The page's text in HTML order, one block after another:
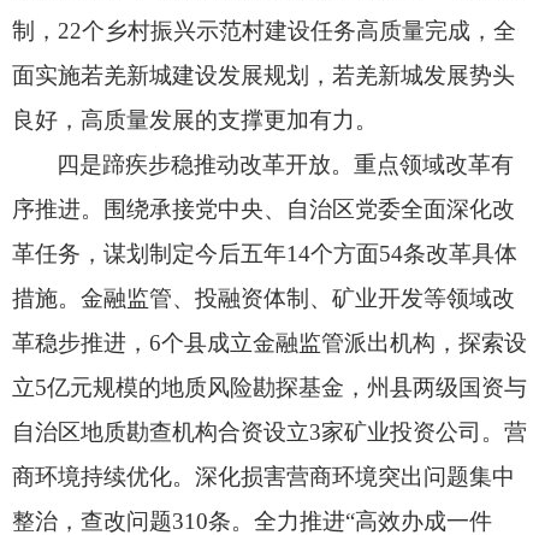
制， 22个乡村振兴示范村建设任务高质量完成， 全
面实施若羌新城建设发展规划， 若羌新城发展势头
良好， 高质量发展的支撑更加有力。
四是蹄疾步稳推动改革开放。重点领域改革有
序推进。
围绕承接党中央、 自治区党委全面深化改
革任务， 谋划制定今后五年14个方面54条改革具体
措施。 金融监管、 投融资体制、 矿业开发等领域改
革稳步推进， 6个县成立金融监管派出机构， 探索设
立5亿元规模的地质风险勘探基金， 州县两级国资与
自治区地质勘查机构合资设立3家矿业投资公司。 营
商环境持续优化。 深化损害营商环境突出问题集中
整治， 查改问题310条。 全力推进“高效办成一件